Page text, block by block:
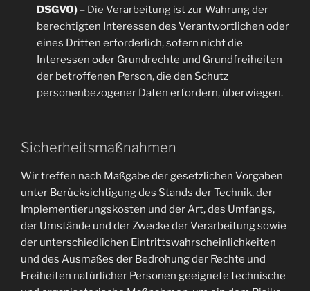
DSGVO)– Die Verarbeitung ist zur Wahrung der
berechtigten Interessen des Verantwortlichen oder
eines Dritten erforderlich, sofern nicht die
Interessen oder Grundrechte und Grundfreiheiten
der betroffenen Person, die den Schutz
personenbezogener Daten erfordern, überwiegen.
Sicherheitsmaßnahmen
Wir treffen nach Maßgabe der gesetzlichen Vorgaben
unter Berücksichtigung des Stands der Technik, der
Implementierungskosten und der Art, des Umfangs,
der Umstände und der Zwecke der Verarbeitung sowie
der unterschiedlichen Eintrittswahrscheinlichkeiten
und des Ausmaßes der Bedrohung der Rechte und
Freiheiten natürlicher Personen geeignete technische